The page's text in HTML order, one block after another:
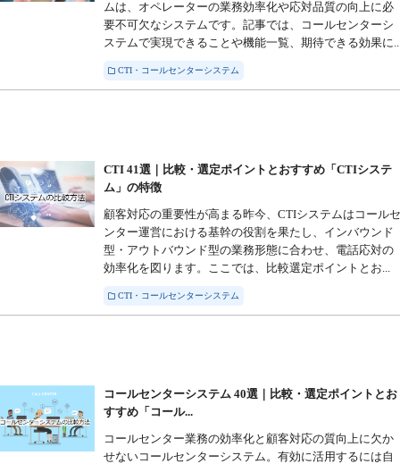
ムは、オペレーターの業務効率化や応対品質の向上に必
要不可欠なシステムです。記事では、コールセンターシ
ステムで実現できることや機能一覧、期待できる効果に
CTI・コールセンターシステム
CTI 41選｜比較・選定ポイントとおすすめ「CTIシステ
ム」の特徴
顧客対応の重要性が高まる昨今、CTIシステムはコール
ンター運営における基幹の役割を果たし、インバウンド
型・アウトバウンド型の業務形態に合わせ、電話応対の
効率化を図ります。ここでは、比較選定ポイントとお...
CTI・コールセンターシステム
コールセンターシステム 40選｜比較・選定ポイントとお
すすめ「コール...
コールセンター業務の効率化と顧客対応の質向上に欠か
せないコールセンターシステム。有効に活用するには自